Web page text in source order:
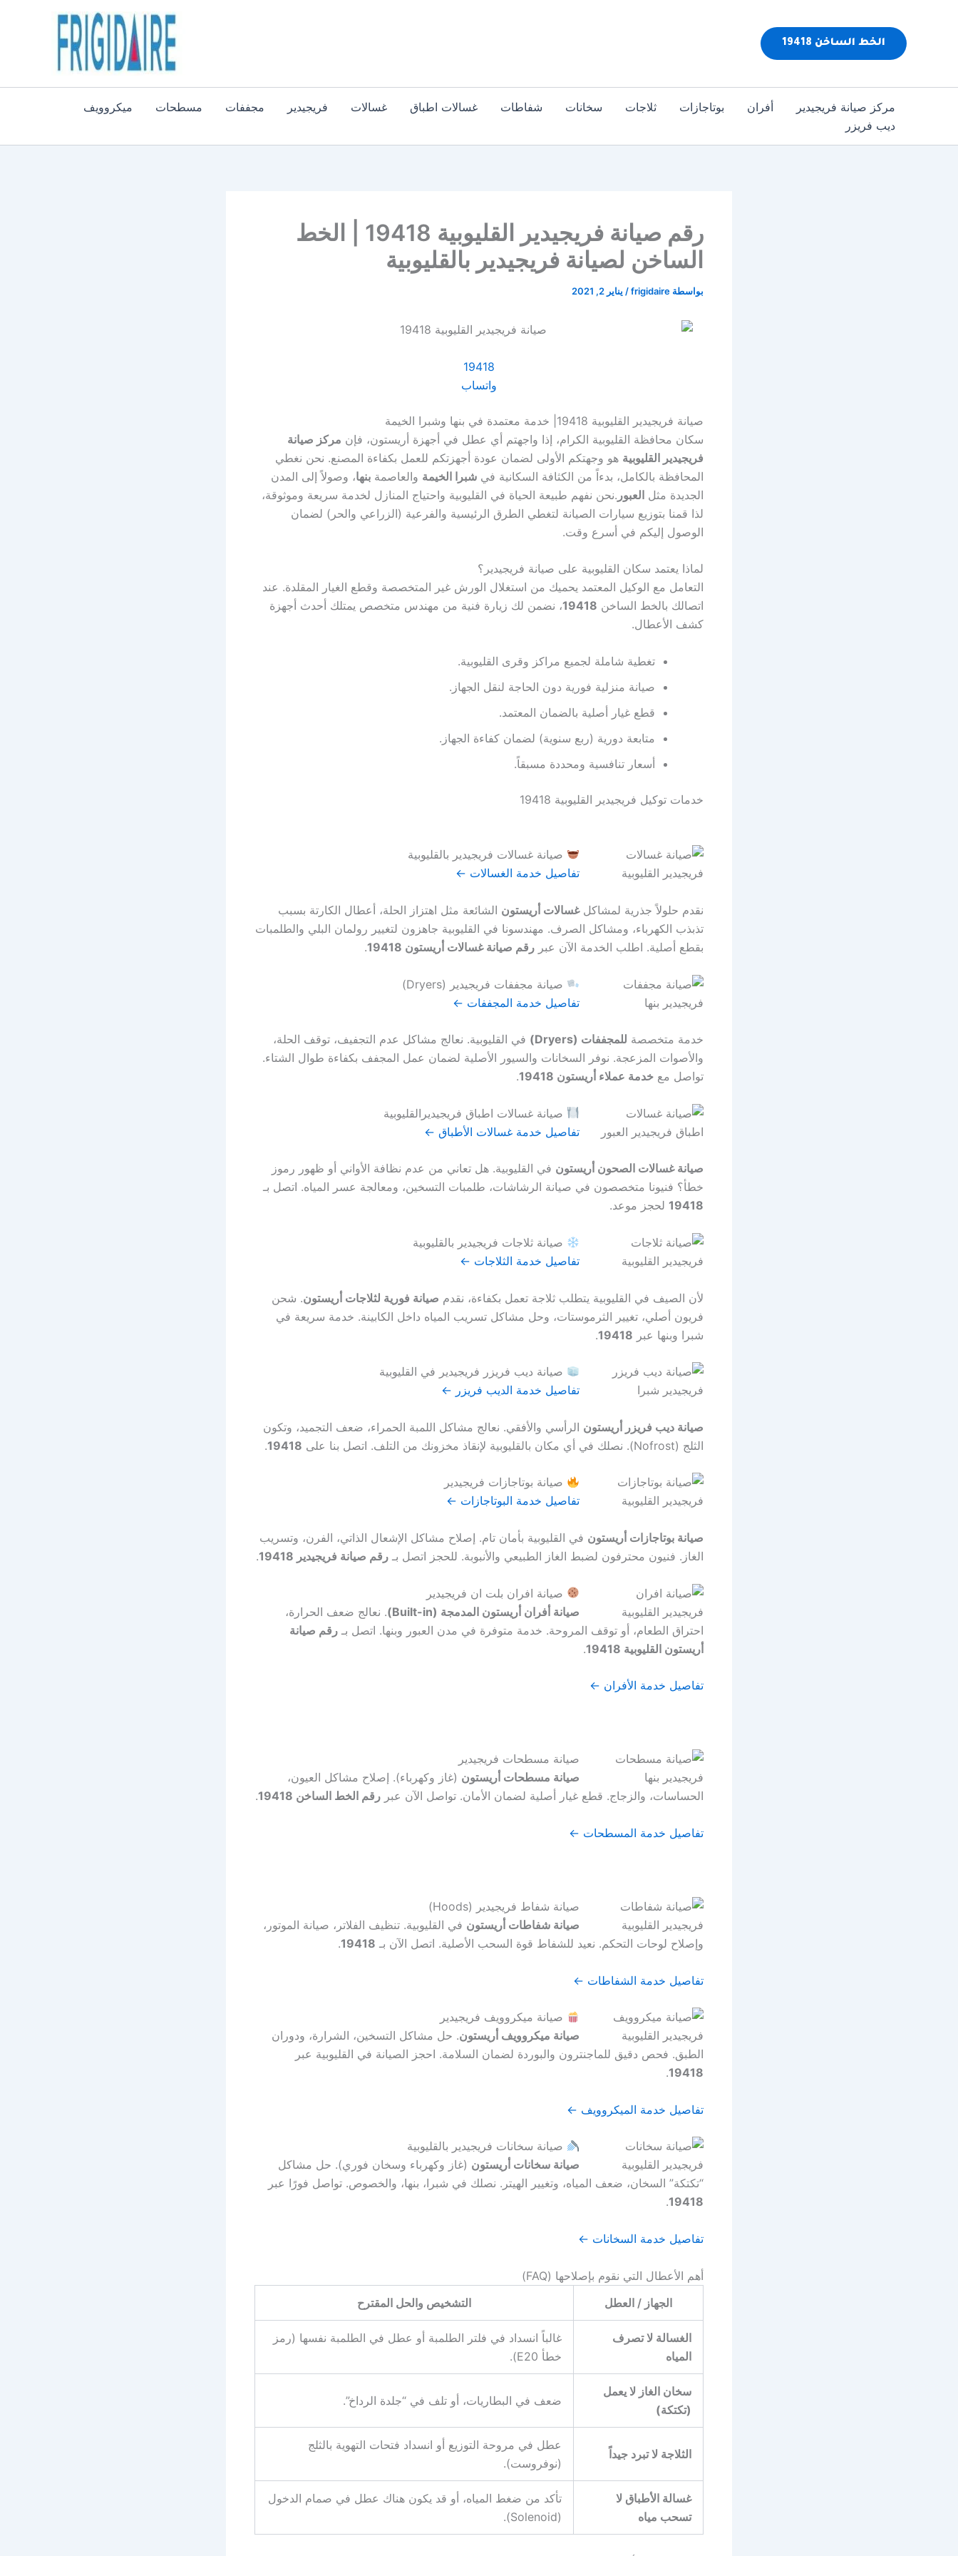
الخط الساخن 19418
مركز صيانة فريجيدير أفران بوتاجازات ثلاجات سخانات شفاطات غسالات اطباق غسالات فريجيدير مجففات مسطحات
ميكروويف
ديب فريزر
رقم صيانة فريجيدير القليوبية 19418 | الخط
الساخن لصيانة فريجيدير بالقليوبية
بواسطة frigidaire
/ يناير 2, 2021
19418
واتساب
صيانة فريجيدير القليوبية 19418| خدمة معتمدة في بنها وشبرا الخيمة
سكان محافظة القليوبية الكرام، إذا واجهتم أي عطل في أجهزة أريستون، فإن مركز صيانة
فريجيدير القليوبية هو وجهتكم الأولى لضمان عودة أجهزتكم للعمل بكفاءة المصنع. نحن نغطي
المحافظة بالكامل، بدءاً من الكثافة السكانية في شبرا الخيمة والعاصمة بنها، وصولاً إلى المدن
الجديدة مثل العبور .نحن نفهم طبيعة الحياة في القليوبية واحتياج المنازل لخدمة سريعة وموثوقة،
لذا قمنا بتوزيع سيارات الصيانة لتغطي الطرق الرئيسية والفرعية (الزراعي والحر) لضمان
الوصول إليكم في أسرع وقت.
لماذا يعتمد سكان القليوبية على صيانة فريجيدير؟
التعامل مع الوكيل المعتمد يحميك من استغلال الورش غير المتخصصة وقطع الغيار المقلدة. عند
اتصالك بالخط الساخن 19418، نضمن لك زيارة فنية من مهندس متخصص يمتلك أحدث أجهزة
كشف الأعطال.
تغطية شاملة لجميع مراكز وقرى القليوبية.
صيانة منزلية فورية دون الحاجة لنقل الجهاز.
قطع غيار أصلية بالضمان المعتمد.
متابعة دورية (ربع سنوية) لضمان كفاءة الجهاز.
أسعار تنافسية ومحددة مسبقاً.
خدمات توكيل فريجيدير القليوبية 19418
صيانة غسالات فريجيدير بالقليوبية
تفاصيل خدمة الغسالات ←
نقدم حلولاً جذرية لمشاكلغسالات أريستون الشائعة مثل اهتزاز الحلة، أعطال الكارتة بسبب
تذبذب الكهرباء، ومشاكل الصرف. مهندسونا في القليوبية جاهزون لتغيير رولمان البلي والطلمبات
بقطع أصلية. اطلب الخدمة الآن عبر رقم صيانة غسالات أريستون 19418 .
صيانة مجففات فريجيدير (Dryers)
تفاصيل خدمة المجففات ←
خدمة متخصصة للمجففات (Dryers)
في القليوبية. نعالج مشاكل عدم التجفيف، توقف الحلة،
والأصوات المزعجة. نوفر السخانات والسيور الأصلية لضمان عمل المجفف بكفاءة طوال الشتاء.
تواصل مع خدمة عملاء أريستون 19418 .
صيانة غسالات اطباق فريجيديرالقليوبية
تفاصيل خدمة غسالات الأطباق ←
صيانة غسالات الصحون أريستون في القليوبية. هل تعاني من عدم نظافة الأواني أو ظهور رموز
خطأ؟ فنيونا متخصصون في صيانة الرشاشات، طلمبات التسخين، ومعالجة عسر المياه. اتصل بـ
19418 لحجز موعد.
صيانة ثلاجات فريجيدير بالقليوبية
تفاصيل خدمة الثلاجات ←
لأن الصيف في القليوبية يتطلب ثلاجة تعمل بكفاءة، نقدم صيانة فورية لثلاجات أريستون. شحن
فريون أصلي، تغيير الثرموستات، وحل مشاكل تسريب المياه داخل الكابينة. خدمة سريعة في
شبرا وبنها عبر 19418
.
صيانة ديب فريزر فريجيدير في القليوبية
تفاصيل خدمة الديب فريزر ←
صيانة ديب فريزر أريستون الرأسي والأفقي. نعالج مشاكل اللمبة الحمراء، ضعف التجميد، وتكون
الثلج (Nofrost). نصلك في أي مكان بالقليوبية لإنقاذ مخزونك من التلف. اتصل بنا على
19418
.
صيانة بوتاجازات فريجيدير
تفاصيل خدمة البوتاجازات ←
صيانة بوتاجازات أريستون في القليوبية بأمان تام. إصلاح مشاكل الإشعال الذاتي، الفرن، وتسريب
الغاز. فنيون محترفون لضبط الغاز الطبيعي والأنبوبة. للحجز اتصل بـ رقم صيانة فريجيدير 19418 .
صيانة افران بلت ان فريجيدير
صيانة أفران أريستون المدمجة (Built-in)
. نعالج ضعف الحرارة،
احتراق الطعام، أو توقف المروحة. خدمة متوفرة في مدن العبور وبنها. اتصل بـ رقم صيانة
أريستون القليوبية 19418
.
تفاصيل خدمة الأفران ←
صيانة مسطحات فريجيدير
صيانة مسطحات أريستون (غاز وكهرباء). إصلاح مشاكل العيون،
الحساسات، والزجاج. قطع غيار أصلية لضمان الأمان. تواصل الآن عبر رقم الخط الساخن 19418 .
تفاصيل خدمة المسطحات ←
صيانة شفاط فريجيدير (Hoods)
صيانة شفاطات أريستون في القليوبية. تنظيف الفلاتر، صيانة الموتور،
وإصلاح لوحات التحكم. نعيد للشفاط قوة السحب الأصلية. اتصل الآن بـ 19418
.
تفاصيل خدمة الشفاطات ←
صيانة ميكروويف فريجيدير
صيانة ميكروويف أريستون. حل مشاكل التسخين، الشرارة، ودوران
الطبق. فحص دقيق للماجنترون والبوردة لضمان السلامة. احجز الصيانة في القليوبية عبر
19418
.
تفاصيل خدمة الميكروويف ←
صيانة سخانات فريجيدير بالقليوبية
صيانة سخانات أريستون (غاز وكهرباء وسخان فوري). حل مشاكل
“تكتكة” السخان، ضعف المياه، وتغيير الهيتر. نصلك في شبرا، بنها، والخصوص. تواصل فورًا عبر
19418
.
تفاصيل خدمة السخانات ←
أهم الأعطال التي نقوم بإصلاحها (FAQ)
الجهاز / العطل
التشخيص والحل المقترح
الغسالة لا تصرف
المياه
غالباً انسداد في فلتر الطلمبة أو عطل في الطلمبة نفسها (رمز
خطأ E20).
سخان الغاز لا يعمل
(تكتكة)
ضعف في البطاريات، أو تلف في “جلدة الرداخ”.
الثلاجة لا تبرد جيداً
عطل في مروحة التوزيع أو انسداد فتحات التهوية بالثلج
(نوفروست).
غسالة الأطباق لا
تسحب مياه
تأكد من ضغط المياه، أو قد يكون هناك عطل في صمام الدخول
(Solenoid).